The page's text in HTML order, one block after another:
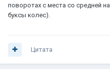
поворотах с места со средней
буксы колес).
Цитата